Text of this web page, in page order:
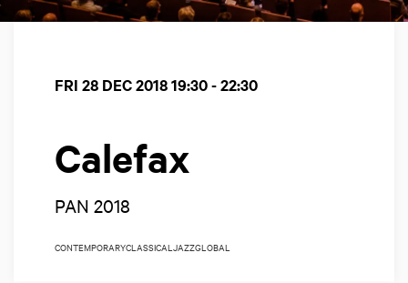
Calefax
PAN 2018
FRI 28 DEC 201819:30 - 22:30
CONTEMPORARYCLASSICALJAZZGLOBAL